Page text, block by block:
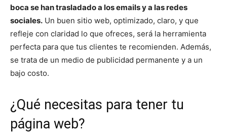
boca se han trasladado a los emails y a las redes
sociales. Un buen sitio web, optimizado, claro, y que
refleje con claridad lo que ofreces, será la herramienta
perfecta para que tus clientes te recomienden. Además,
se trata de un medio de publicidad permanente y a un
bajo costo.
¿Qué necesitas para tener tu
página web?